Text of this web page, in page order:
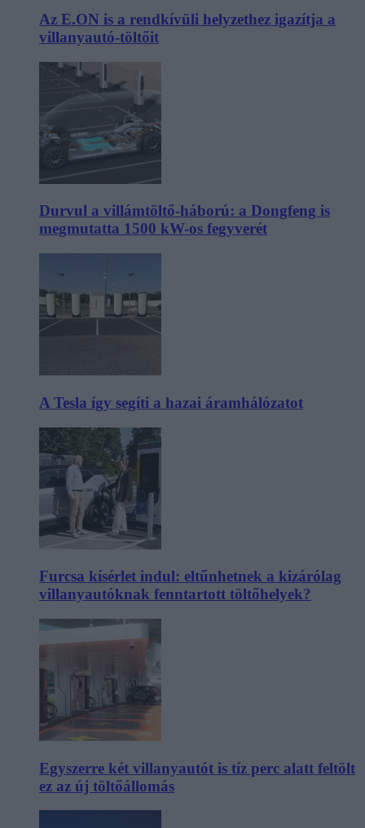
Az E.ON is a rendkívüli helyzethez igazítja a
villanyautó-töltőit
Durvul a villámtöltő-háború: a Dongfeng is
megmutatta 1500 kW-os fegyverét
A Tesla így segíti a hazai áramhálózatot
Furcsa kísérlet indul: eltűnhetnek a kizárólag
villanyautóknak fenntartott töltőhelyek?
Egyszerre két villanyautót is tíz perc alatt feltölt
ez az új töltőállomás